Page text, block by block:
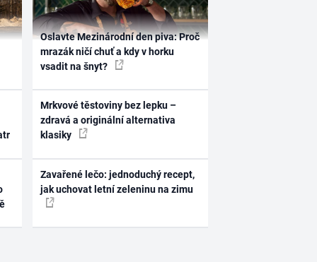
Oslavte Mezinárodní den piva: Proč
mrazák ničí chuť a kdy v horku
vsadit na šnyt?
Mrkvové těstoviny bez lepku –
zdravá a originální alternativa
klasiky
Zavařené lečo: jednoduchý recept,
jak uchovat letní zeleninu na zimu